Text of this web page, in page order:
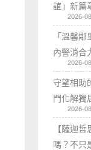
誼」新篇
2026-
「溫馨
內警消合
2026-
守望相助
門化解獨
2026-
【薩迦
嗎？不只